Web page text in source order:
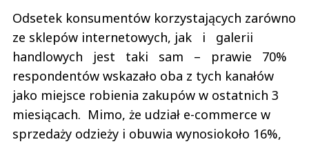
Odsetek konsumentów korzystających zarówno
ze sklepów internetowych, jak i galerii
handlowych jest taki sam – prawie 70%
respondentów wskazało oba z tych kanałów
jako miejsce robienia zakupów w ostatnich 3
miesiącach. Mimo, że udział e-commerce w
sprzedaży odzieży i obuwia wynosiokoło 16%,